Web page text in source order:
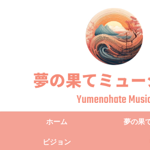
ホーム
ビジョン